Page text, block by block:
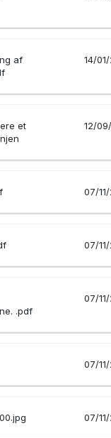
af
14/
et
12/
07/
07/
.pdf
07/
07/
07/